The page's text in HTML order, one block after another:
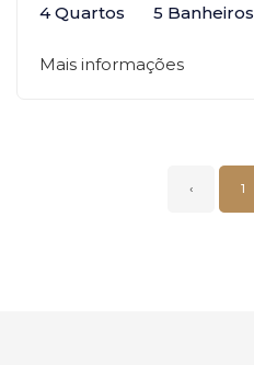
4 Quartos 5 Banheiros
Mais informações
‹ 1